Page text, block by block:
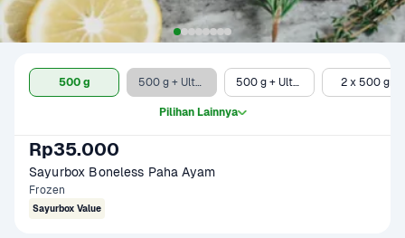
500 g 500 g + Ultra Milk UHT Full Cream 750 ml 500 g + Ultra Milk UHT Low Fat Chocolate 1 liter 2 x 500 gr
Pilihan Lainnya
Rp35.000
Sayurbox Boneless Paha Ayam
Frozen
Sayurbox Value